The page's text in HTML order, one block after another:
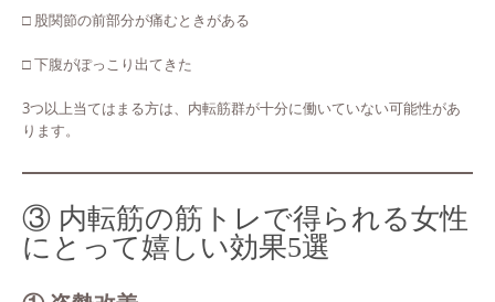
□ 股関節の前部分が痛むときがある
□ 下腹がぽっこり出てきた
3つ以上当てはまる方は、内転筋群が十分に働いていない可能性があ
ります。
③ 内転筋の筋トレで得られる女性
にとって嬉しい効果5選